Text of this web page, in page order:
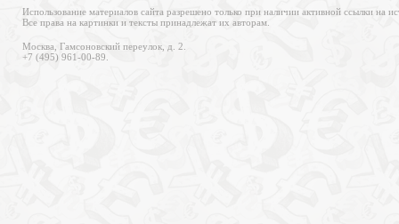
Использование материалов сайта разрешено только при наличии активной ссылки на
Все права на картинки и тексты принадлежат их авторам.
Москва, Гамсоновский переулок, д. 2.
+7 (495) 961-00-89.